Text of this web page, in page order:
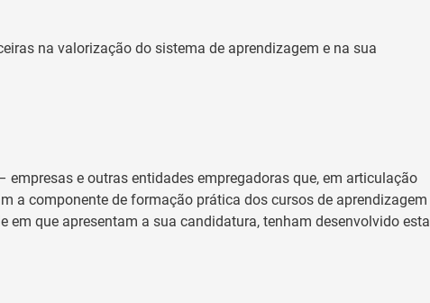
na valorização do sistema de aprendizagem e na sua
empresas e outras entidades empregadoras que, em articulação
a componente de formação prática dos cursos de aprendizagem
em que apresentam a sua candidatura, tenham desenvolvido esta